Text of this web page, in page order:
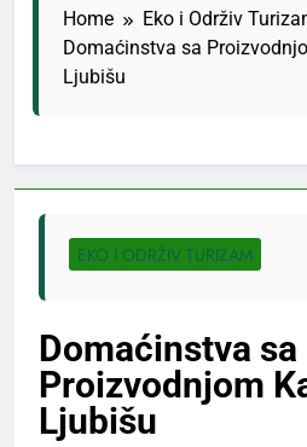
Home
Eko i Održiv
Domaćinstva sa
Ljubišu
EKO I ODRŽIV TURIZAM
Domaćinstva sa
Proizvodnjom
Ljubišu